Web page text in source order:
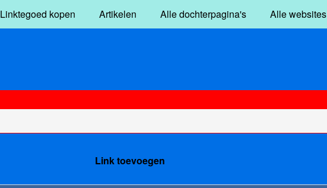
Linktegoed kopen Artikelen Alle dochterpagina's Alle websites
Link toevoegen